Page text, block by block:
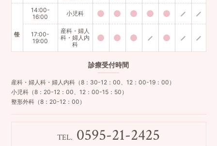
14:00-
16:00
小児科
17:00-
19:00
産科・婦人
科・婦人内
科
診療受付時間
産科・婦人科・婦人内科（8：30-12：00、12：00-19：00）
小児科（8：20-12：00、12：00-15：50）
整形外科（8：20-12：00）
TEL. 0595-21-2425